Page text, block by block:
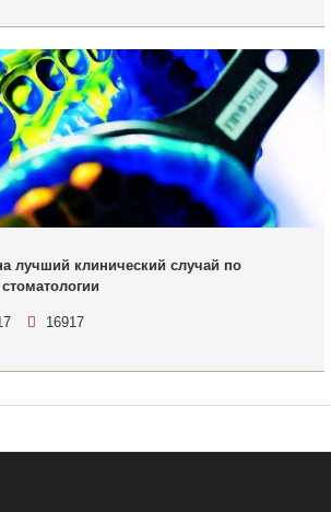
лучший клинический случай по
16917